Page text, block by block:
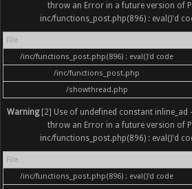
throw an Error in a future version of
inc/functions_post.php(896) : eval()'d
File
/inc/functions_post.php(896) : eval()'d code
/inc/functions_post.php
/showthread.php
Warning[2] Use of undefined constant inline_ad
throw an Error in a future version of
inc/functions_post.php(896) : eval()'d
File
/inc/functions_post.php(896) : eval()'d code